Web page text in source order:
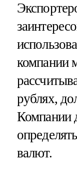
компании
рублях,
Компании
валют.